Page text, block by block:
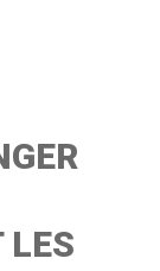
LES